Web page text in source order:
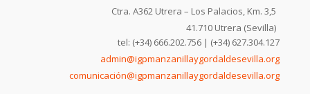
Ctra. A362 Utrera – Los Palacios, Km. 3,5
41.710 Utrera (Sevilla)
tel: (+34) 666.202.756 | (+34) 627.304.127
admin@igpmanzanillaygordaldesevilla.org
comunicación@igpmanzanillaygordaldesevilla.org